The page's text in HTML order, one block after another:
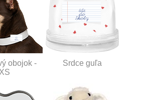
obojok -
XS
Srdce guľa